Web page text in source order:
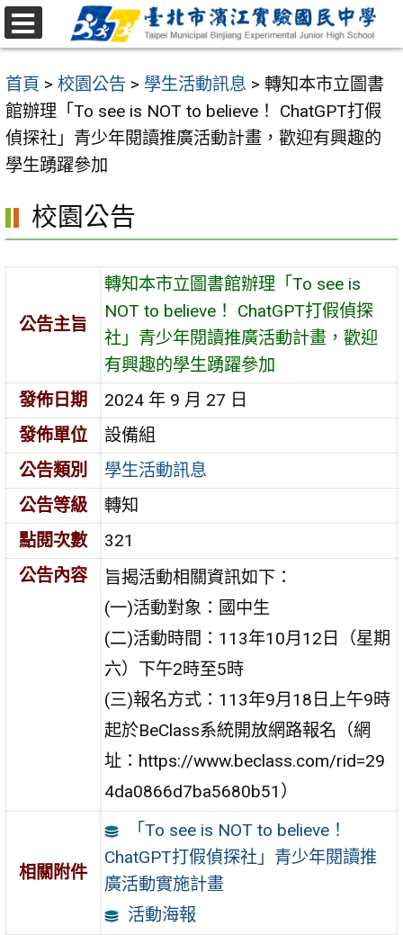
跳
至
要
內
容
區
首頁 > 校園公告 > 學生活動訊息 > 轉知本市立圖書
館辦理「To see is NOT to believe！ ChatGPT打假
偵探社」青少年閱讀推廣活動計畫，歡迎有興趣的
學生踴躍參加
校園公告
公告主旨
轉知本市立圖書館辦理「To see is
NOT to believe！ ChatGPT打假偵探
社」青少年閱讀推廣活動計畫，歡迎
有興趣的學生踴躍參加
發佈日期
2024 年 9 月 27 日
發佈單位
設備組
公告類別
學生活動訊息
公告等級
轉知
點閱次數
321
公告內容
旨揭活動相關資訊如下：
(一)活動對象：國中生
(二)活動時間：113年10月12日（星期
六）下午2時至5時
(三)報名方式：113年9月18日上午9時
起於BeClass系統開放網路報名（網
址：https://www.beclass.com/rid=29
4da0866d7ba5680b51）
相關附件
「To see is NOT to believe！
ChatGPT打假偵探社」青少年閱讀推
廣活動實施計畫
活動海報
選
單